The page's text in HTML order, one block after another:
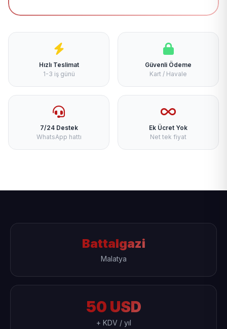
Hızlı Teslimat
1-3 iş günü
Güvenli Ödeme
Kart / Havale
7/24 Destek
WhatsApp hattı
Ek Ücret Yok
Net tek fiyat
Battalgazi
Malatya
50 USD
+ KDV / yıl